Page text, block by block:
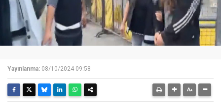
Yayınlanma: 08/10/2024 09:58